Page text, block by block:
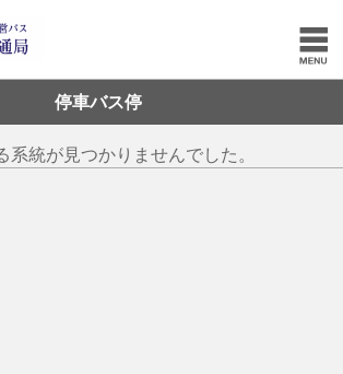
停車バス停
系統が見つかりませんでした。